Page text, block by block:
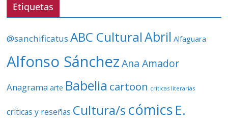
e
Etiquetas
@sanchificatus ABC CulturalAbril Alfaguara
Alfonso Sánchez Ana Amador
Anagrama arte Babelia cartoon críticas literarias
críticas y reseñas Cultura/s cómics E.